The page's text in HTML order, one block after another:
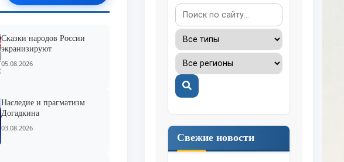
Сказки народов России
экранизируют
05.08.2026
Наследие и прагматизм
Догадкина
03.08.2026
Поиск
Свежие новости